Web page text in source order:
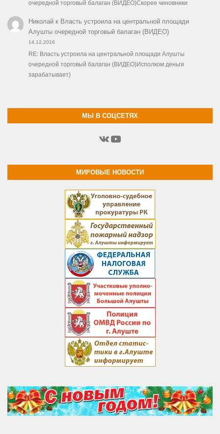
очередной торговый балаган (ВИДЕО)Скорее чиновники
Николайк Власть устроила на центральной площади
Алушты очередной торговый балаган (ВИДЕО)
14.12.2016
RE: Власть устроила на центральной площади Алушты
очередной торговый балаган (ВИДЕО)Исполком деньги
зарабатывает)
МЫ В СОЦСЕТЯХ
ВКонтакте
YouTube
МИРОВЫЕ НОВОСТИ